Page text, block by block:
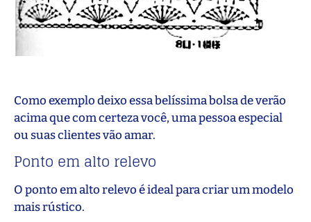
Como exemplo deixo essa belíssima bolsa de verão
acima que com certeza você, uma pessoa especial
ou suas clientes vão amar.
Ponto em alto relevo
O ponto em alto relevo é ideal para criar um modelo
mais rústico.